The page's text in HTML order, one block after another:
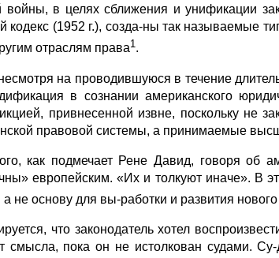
войны, в целях сближения и унификации
кодекс (1952 г.), созда-ны так называемые
отраслям права1.
на проводившуюся в течение
в сознании американского
привнесенной извне, поскольку не
правовой системы, а принимаемые
как подмечает Рене Давид, говоря об
европейским. «Их и толкуют иначе». В
а не основу для вы-работки и развития
что законодатель хотел
смысла, пока он не истолкован судами.